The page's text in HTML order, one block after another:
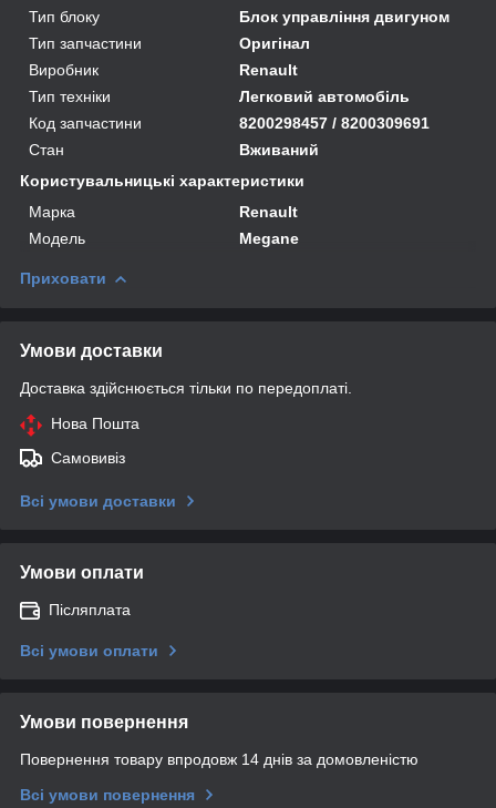
Тип блоку
Блок управління двигуном
Тип запчастини
Оригінал
Виробник
Renault
Тип техніки
Легковий автомобіль
Код запчастини
8200298457 / 8200309691
Стан
Вживаний
Користувальницькі характеристики
Марка
Renault
Модель
Megane
Приховати
Умови доставки
Доставка здійснюється тільки по передоплаті.
Нова Пошта
Самовивіз
Всі умови доставки
Умови оплати
Післяплата
Всі умови оплати
Умови повернення
Повернення товару впродовж 14 днів за домовленістю
Всі умови повернення